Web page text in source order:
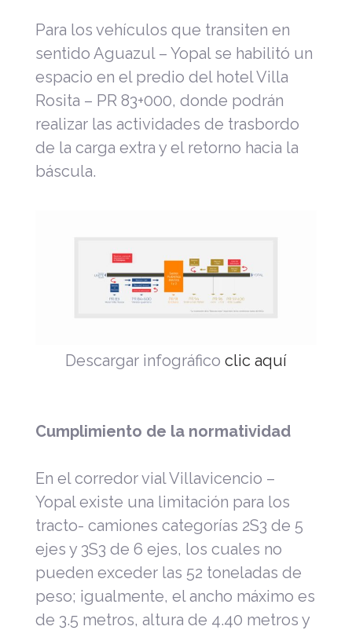
Para los vehículos que transiten en
sentido Aguazul – Yopal se habilitó un
espacio en el predio del hotel Villa
Rosita – PR 83+000, donde podrán
realizar las actividades de trasbordo
de la carga extra y el retorno hacia la
báscula.
Descargar infográfico clic aquí
Cumplimiento de la normatividad
En el corredor vial Villavicencio –
Yopal existe una limitación para los
tracto- camiones categorías 2S3 de 5
ejes y 3S3 de 6 ejes, los cuales no
pueden exceder las 52 toneladas de
peso; igualmente, el ancho máximo es
de 3.5 metros, altura de 4.40 metros y